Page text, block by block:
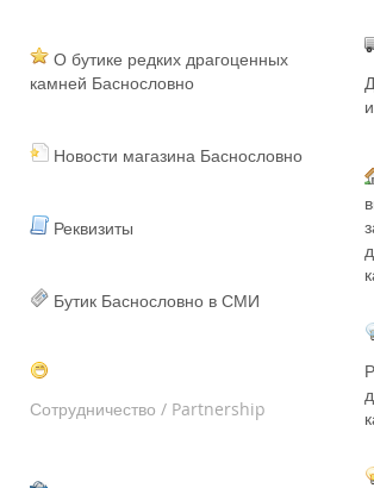
О бутике редких драгоценных
камней Баснословно
Новости магазина Баснословно
Реквизиты
Бутик Баснословно в СМИ
Сотрудничество / Partnership